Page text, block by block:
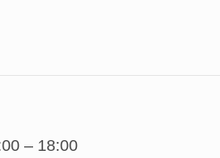
多口味牛軋糖、入口即化的
新的風貌。在
– 18:00